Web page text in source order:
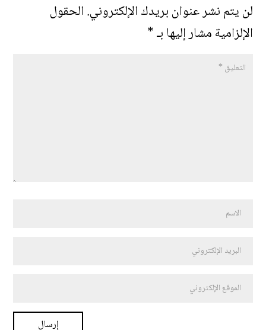
لن يتم نشر عنوان بريدك الإلكتروني.الحقول
الإلزامية مشار إليها بـ*